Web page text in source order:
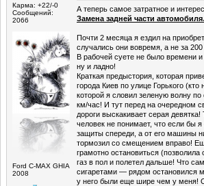
Карма: +22/-0
Сообщений:
2066
Ford C-MAX GHIA
2008
А теперь самое затратное и
Замена задней части
Почти 2 месяца я ездил на
случались они вовремя, а не за
В рабочей суете не было времени и
ну и ладно!
Краткая предыстория, которая
города Киев по улице Горького
которой я словил зеленую волну
км/час! И тут перед на очередном
дороги выскакивает серая
человек не понимает, что если бы
защиты спереди, а от его машины
тормозил со смещением вправо!
грамотно остановиться
газ в пол и полетел дальше! Что
сигаретами — рядом остановился
у него были еще шире чем у меня!